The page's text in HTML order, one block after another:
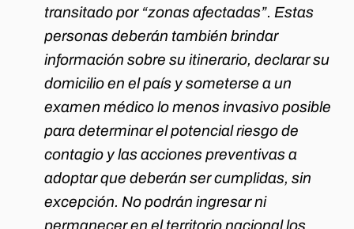
transitado por “zonas afectadas”. Estas
personas deberán también brindar
información sobre su itinerario, declarar su
domicilio en el país y someterse a un
examen médico lo menos invasivo posible
para determinar el potencial riesgo de
contagio y las acciones preventivas a
adoptar que deberán ser cumplidas, sin
excepción. No podrán ingresar ni
permanecer en el territorio nacional los